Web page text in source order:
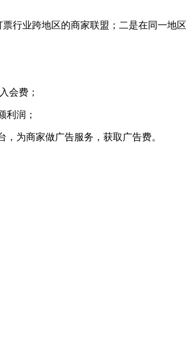
行业跨地区的商家联盟；二是在同一地
会费；
利润；
为商家做广告服务，获取广告费。